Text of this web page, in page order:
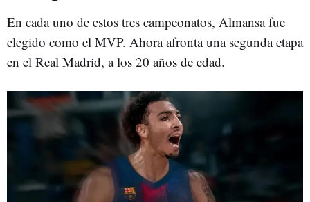
En cada uno de estos tres campeonatos, Almansa fue
elegido como el MVP. Ahora afronta una segunda etapa
en el Real Madrid, a los 20 años de edad.